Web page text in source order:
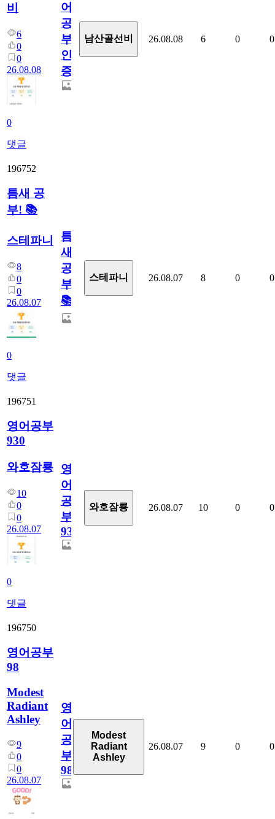
비
6
0
0
26.08.08
0
댓글
어
공
부
인
증
남산골선비 26.08.08 6 0 0
196752
틈새 공
부! 📚
스테파니
8
0
0
26.08.07
0
댓글
틈
새
공
부!
📚
스테파니 26.08.07 8 0 0
196751
영어공부
930
와호잠룡
10
0
0
26.08.07
0
댓글
영
어
공
부
930
와호잠룡 26.08.07 10 0 0
196750
영어공부
98
Modest
Radiant
Ashley
9
0
0
26.08.07
영
어
공
부
98
Modest
Radiant
Ashley
26.08.07 9 0 0